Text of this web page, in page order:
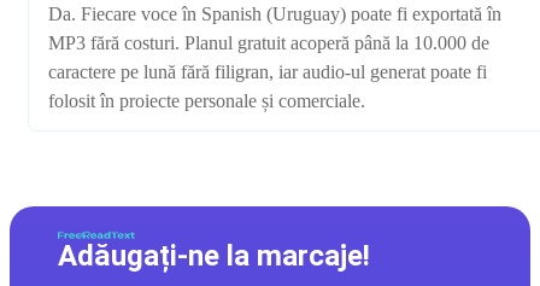
Da. Fiecare voce în Spanish (Uruguay) poate fi exportată în
MP3 fără costuri. Planul gratuit acoperă până la 10.000 de
caractere pe lună fără filigran, iar audio-ul generat poate fi
folosit în proiecte personale și comerciale.
Adăugați-ne la marcaje!